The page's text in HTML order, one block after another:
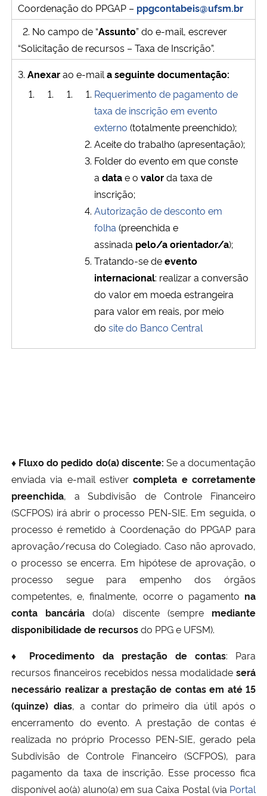
Coordenação do PPGAP – ppgcontabeis@ufsm.br
2. No campo de “Assunto” do e-mail, escrever
“Solicitação de recursos – Taxa de Inscrição”.
3. Anexarao e-mail a seguinte documentação:
Requerimento de pagamento de
taxa de inscrição em evento
externo (totalmente preenchido);
Aceite do trabalho (apresentação);
Folder do evento em que conste
a datae o valorda taxa de
inscrição;
Autorização de desconto em
folha (preenchida e
assinada pelo/a orientador/a);
Tratando-se deevento
internacional: realizar a conversão
do valor em moeda estrangeira
para valor em reais, por meio
do site do Banco Central
♦ Fluxo do pedido do(a) discente: Se a documentação
enviada via e-mail estivercompleta e corretamente
preenchida, a Subdivisão de Controle Financeiro
(SCFPOS) irá abrir o processo PEN-SIE. Em seguida, o
processo é remetido à Coordenação do PPGAP para
aprovação/recusa do Colegiado. Caso não aprovado,
o processo se encerra. Em hipótese de aprovação, o
processo segue para empenho dos órgãos
competentes, e, finalmente, ocorre o pagamento na
conta bancária do(a) discente (sempre mediante
disponibilidade de recursosdo PPG e UFSM).
♦ Procedimento da prestação de contas: Para
recursos financeiros recebidos nessa modalidade será
necessário realizar a prestação de contas em até 15
(quinze) dias, a contar do primeiro dia útil após o
encerramento do evento. A prestação de contas é
realizada no próprio Processo PEN-SIE, gerado pela
Subdivisão de Controle Financeiro (SCFPOS), para
pagamento da taxa de inscrição. Esse processo fica
disponível ao(à) aluno(a) em sua Caixa Postal (via Portal